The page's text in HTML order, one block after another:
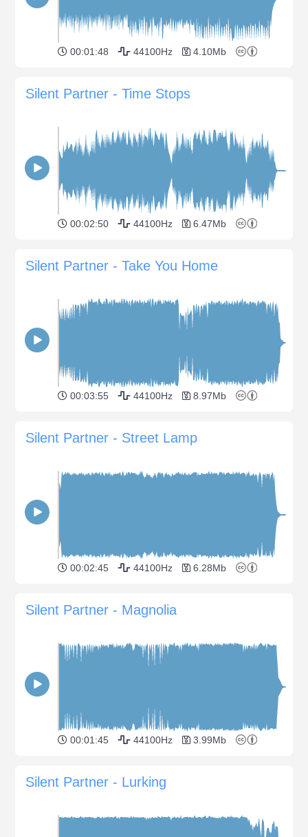
00:01:48 44100Hz 4.10Mb
Silent Partner - Time Stops
00:02:50 44100Hz 6.47Mb
Silent Partner - Take You Home
00:03:55 44100Hz 8.97Mb
Silent Partner - Street Lamp
00:02:45 44100Hz 6.28Mb
Silent Partner - Magnolia
00:01:45 44100Hz 3.99Mb
Silent Partner - Lurking